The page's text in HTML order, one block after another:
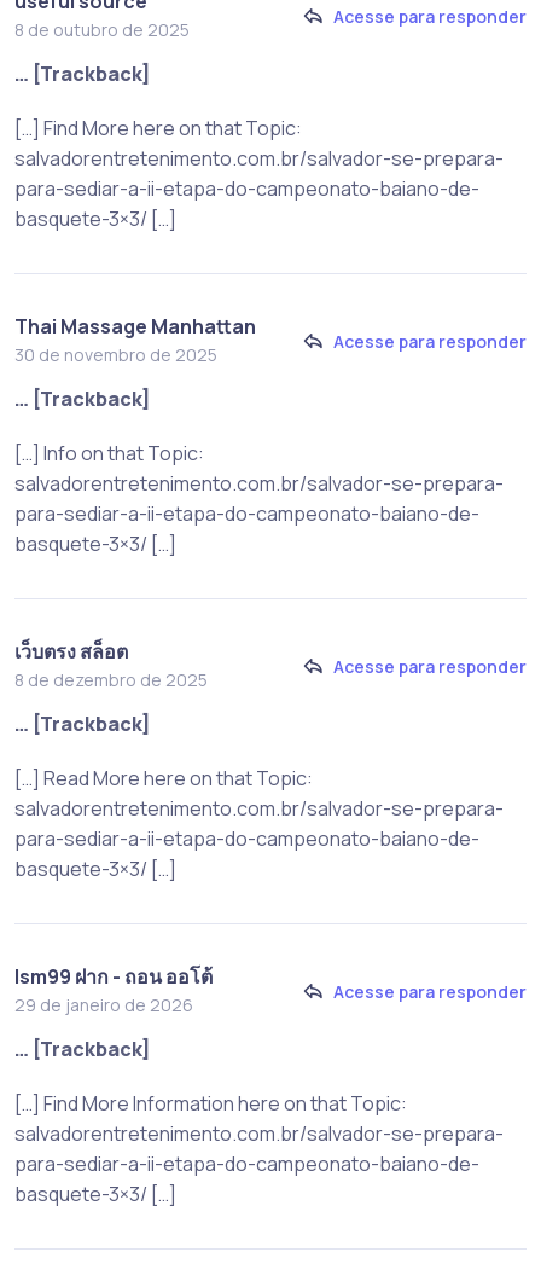
8 de outubro de 2025
Acesse para responder
… [Trackback]
[…] Find More here on that Topic:
salvadorentretenimento.com.br/salvador-se-prepara-
para-sediar-a-ii-etapa-do-campeonato-baiano-de-
basquete-3×3/ […]
Thai Massage Manhattan
30 de novembro de 2025
Acesse para responder
… [Trackback]
[…] Info on that Topic:
salvadorentretenimento.com.br/salvador-se-prepara-
para-sediar-a-ii-etapa-do-campeonato-baiano-de-
basquete-3×3/ […]
เว็บตรง สล็อต
8 de dezembro de 2025
Acesse para responder
… [Trackback]
[…] Read More here on that Topic:
salvadorentretenimento.com.br/salvador-se-prepara-
para-sediar-a-ii-etapa-do-campeonato-baiano-de-
basquete-3×3/ […]
lsm99 ฝาก - ถอน ออโต้
29 de janeiro de 2026
Acesse para responder
… [Trackback]
[…] Find More Information here on that Topic:
salvadorentretenimento.com.br/salvador-se-prepara-
para-sediar-a-ii-etapa-do-campeonato-baiano-de-
basquete-3×3/ […]